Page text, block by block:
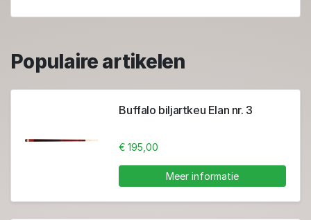
Populaire artikelen
Buffalo biljartkeu Elan nr. 3
€ 195,00
Meer informatie